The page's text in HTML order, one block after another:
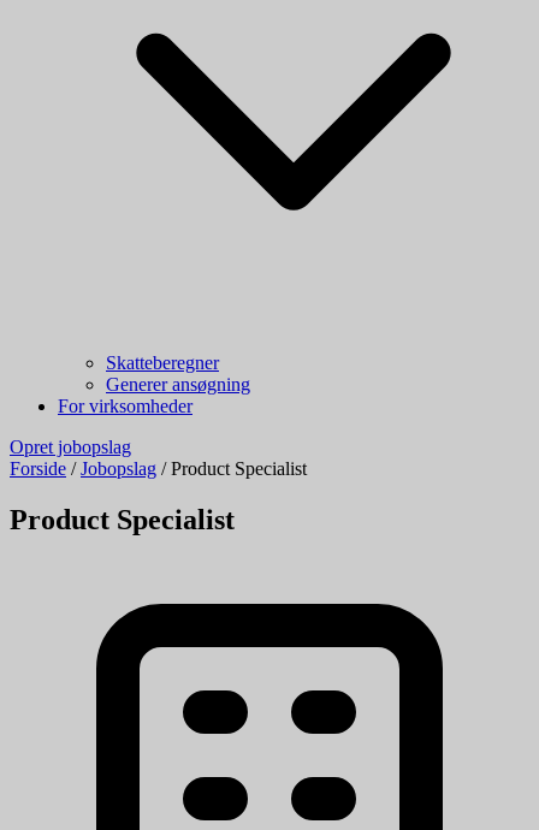
Skatteberegner
Generer ansøgning
For virksomheder
Opret jobopslag
Forside / Jobopslag / Product Specialist
Product Specialist